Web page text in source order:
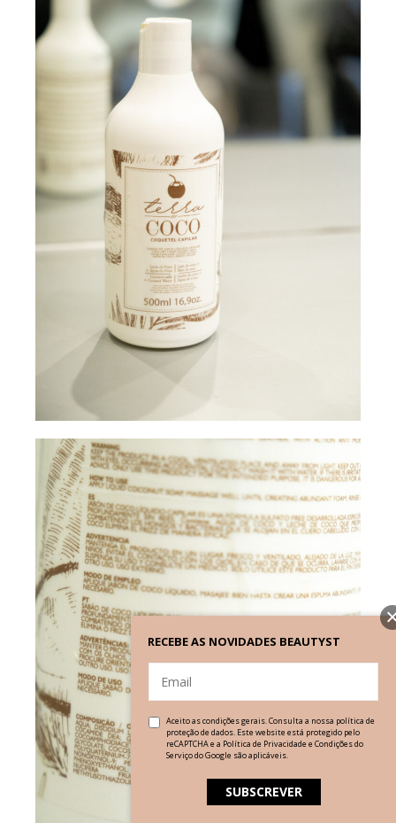
RECEBE AS NOVIDADES BEAUTYST
Aceito as condições gerais. Consulta a nossa política de
proteção de dados. Este website está protegido pelo
reCAPTCHA e a Política de Privacidade e Condições do
Serviçodo Google são aplicáveis.